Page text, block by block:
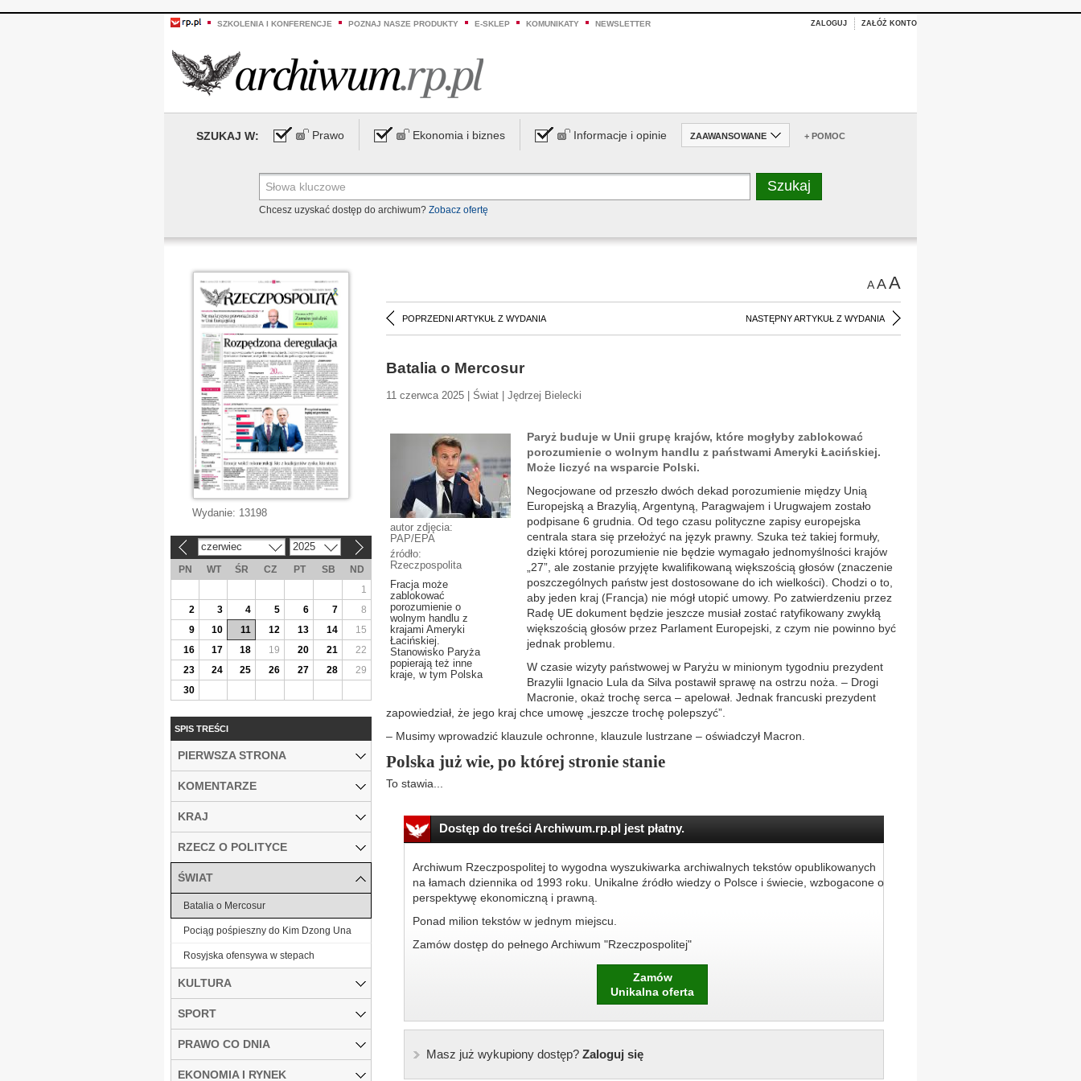
SZKOLENIA I KONFERENCJE POZNAJ NASZE PRODUKTY E-SKLEP KOMUNIKATY NEWSLETTER ZALOGUJ ZAŁÓŻ KONTO
SZUKAJ W: Prawo Ekonomia i biznes Informacje i opinie ZAAWANSOWANE + POMOC
Chcesz uzyskać dostęp do archiwum? Zobacz ofertę
AAA
POPRZEDNI ARTYKUŁ Z WYDANIA NASTĘPNY ARTYKUŁ Z WYDANIA
Batalia o Mercosur
11 czerwca 2025 | Świat | Jędrzej Bielecki
autor zdjęcia:
PAP/EPA
źródło:
Rzeczpospolita
Fracja może
zablokować
porozumienie o
wolnym handlu z
krajami Ameryki
Łacińskiej.
Stanowisko Paryża
popierają też inne
kraje, w tym Polska
Paryż buduje w Unii grupę krajów, które mogłyby zablokować
porozumienie o wolnym handlu z państwami Ameryki Łacińskiej.
Może liczyć na wsparcie Polski.
Negocjowane od przeszło dwóch dekad porozumienie między Unią
Europejską a Brazylią, Argentyną, Paragwajem i Urugwajem zostało
podpisane 6 grudnia. Od tego czasu polityczne zapisy europejska
centrala stara się przełożyć na język prawny. Szuka też takiej formuły,
dzięki której porozumienie nie będzie wymagało jednomyślności krajów
„27”, ale zostanie przyjęte kwalifikowaną większością głosów (znaczenie
poszczególnych państw jest dostosowane do ich wielkości). Chodzi o to,
aby jeden kraj (Francja) nie mógł utopić umowy. Po zatwierdzeniu przez
Radę UE dokument będzie jeszcze musiał zostać ratyfikowany zwykłą
większością głosów przez Parlament Europejski, z czym nie powinno być
jednak problemu.
W czasie wizyty państwowej w Paryżu w minionym tygodniu prezydent
Brazylii Ignacio Lula da Silva postawił sprawę na ostrzu noża. – Drogi
Macronie, okaż trochę serca – apelował. Jednak francuski prezydent
zapowiedział, że jego kraj chce umowę „jeszcze trochę polepszyć”.
– Musimy wprowadzić klauzule ochronne, klauzule lustrzane – oświadczył Macron.
Polska już wie, po której stronie stanie
To stawia...
Dostęp do treści Archiwum.rp.pl jest płatny.
Archiwum Rzeczpospolitej to wygodna wyszukiwarka archiwalnych tekstów opublikowanych
na łamach dziennika od 1993 roku. Unikalne źródło wiedzy o Polsce i świecie, wzbogacone o
perspektywę ekonomiczną i prawną.
Ponad milion tekstów w jednym miejscu.
Zamów dostęp do pełnego Archiwum "Rzeczpospolitej"
Zamów
Unikalna oferta
Masz już wykupiony dostęp?Zaloguj się
Wydanie: 13198
czerwiec 2025
PN WT ŚR CZ PT SB
ND
1
2
3 4 5 6 7
8
9
10 11 12 13 14
15
16
17 18 19 20 21
22
23
24 25 26 27 28
29
30
SPIS TREŚCI
PIERWSZA STRONA
KOMENTARZE
KRAJ
RZECZ O POLITYCE
ŚWIAT
Batalia o Mercosur
Pociąg pośpieszny do Kim Dzong Una
Rosyjska ofensywa w stepach
KULTURA
SPORT
PRAWO CO DNIA
EKONOMIA I RYNEK